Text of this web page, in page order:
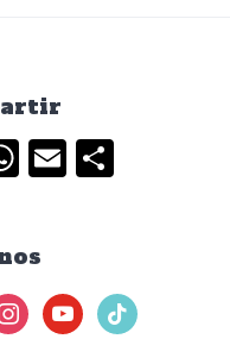
WhatsApp
Email
youtubetiktok